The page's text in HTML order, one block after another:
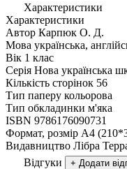
Характеристики
Характеристики
Автор Карпюк О. Д.
Мова українська,
Вік 1 клас
Серія Нова українська
Кількість сторінок 56
Тип паперу кольорова
Тип обкладинки м'яка
ISBN 9786176090731
Формат, розмір А4
Видавництво Лiбра
Відгуки
+ Додати